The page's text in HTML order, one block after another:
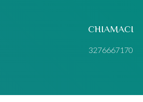
CHIAMACI
3276667170